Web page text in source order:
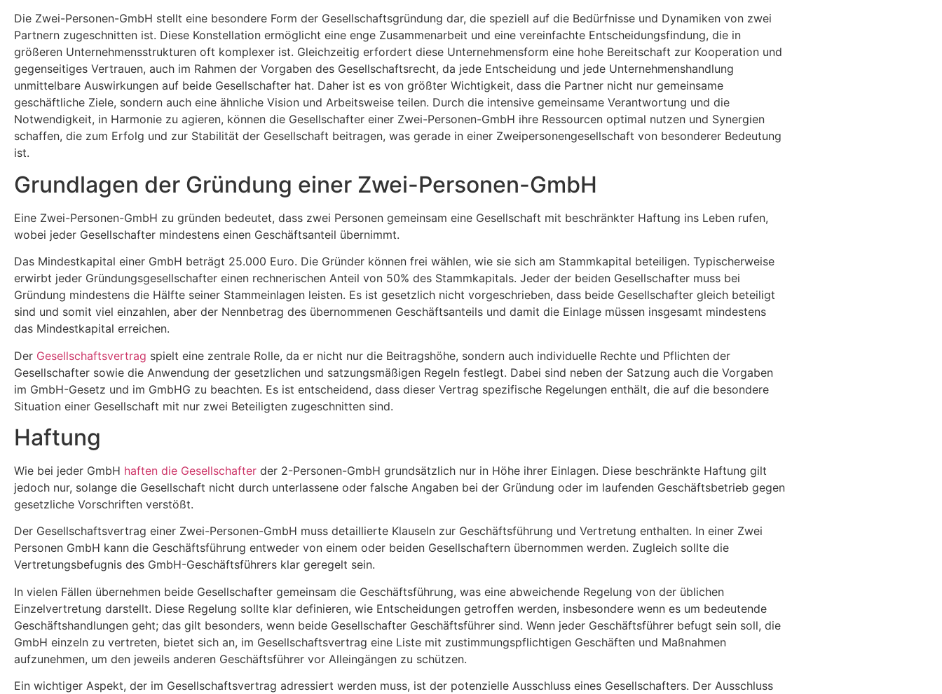
Die Zwei-Personen-GmbH stellt eine besondere Form der Gesellschaftsgründung dar, die speziell auf die Bedürfnisse und Dynamiken von zwei
Partnern zugeschnitten ist. Diese Konstellation ermöglicht eine enge Zusammenarbeit und eine vereinfachte Entscheidungsfindung, die in
größeren Unternehmensstrukturen oft komplexer ist. Gleichzeitig erfordert diese Unternehmensform eine hohe Bereitschaft zur Kooperation und
gegenseitiges Vertrauen, auch im Rahmen der Vorgaben des Gesellschaftsrecht, da jede Entscheidung und jede Unternehmenshandlung
unmittelbare Auswirkungen auf beide Gesellschafter hat. Daher ist es von größter Wichtigkeit, dass die Partner nicht nur gemeinsame
geschäftliche Ziele, sondern auch eine ähnliche Vision und Arbeitsweise teilen. Durch die intensive gemeinsame Verantwortung und die
Notwendigkeit, in Harmonie zu agieren, können die Gesellschafter einer Zwei-Personen-GmbH ihre Ressourcen optimal nutzen und Synergien
schaffen, die zum Erfolg und zur Stabilität der Gesellschaft beitragen, was gerade in einer Zweipersonengesellschaft von besonderer Bedeutung
ist.
Grundlagen der Gründung einer Zwei-Personen-GmbH
Eine Zwei-Personen-GmbH zu gründen bedeutet, dass zwei Personen gemeinsam eine Gesellschaft mit beschränkter Haftung ins Leben rufen,
wobei jeder Gesellschafter mindestens einen Geschäftsanteil übernimmt.
Das Mindestkapital einer GmbH beträgt 25.000 Euro. Die Gründer können frei wählen, wie sie sich am Stammkapital beteiligen. Typischerweise
erwirbt jeder Gründungsgesellschafter einen rechnerischen Anteil von 50% des Stammkapitals. Jeder der beiden Gesellschafter muss bei
Gründung mindestens die Hälfte seiner Stammeinlagen leisten. Es ist gesetzlich nicht vorgeschrieben, dass beide Gesellschafter gleich beteiligt
sind und somit viel einzahlen, aber der Nennbetrag des übernommenen Geschäftsanteils und damit die Einlage müssen insgesamt mindestens
das Mindestkapital erreichen.
Der Gesellschaftsvertrag spielt eine zentrale Rolle, da er nicht nur die Beitragshöhe, sondern auch individuelle Rechte und Pflichten der
Gesellschafter sowie die Anwendung der gesetzlichen und satzungsmäßigen Regeln festlegt. Dabei sind neben der Satzung auch die Vorgaben
im GmbH-Gesetz und im GmbHG zu beachten. Es ist entscheidend, dass dieser Vertrag spezifische Regelungen enthält, die auf die besondere
Situation einer Gesellschaft mit nur zwei Beteiligten zugeschnitten sind.
Haftung
Wie bei jeder GmbH haften die Gesellschafter der 2-Personen-GmbH grundsätzlich nur in Höhe ihrer Einlagen. Diese beschränkte Haftung gilt
jedoch nur, solange die Gesellschaft nicht durch unterlassene oder falsche Angaben bei der Gründung oder im laufenden Geschäftsbetrieb gegen
gesetzliche Vorschriften verstößt.
Der Gesellschaftsvertrag einer Zwei-Personen-GmbH muss detaillierte Klauseln zur Geschäftsführung und Vertretung enthalten. In einer Zwei
Personen GmbH kann die Geschäftsführung entweder von einem oder beiden Gesellschaftern übernommen werden. Zugleich sollte die
Vertretungsbefugnis des GmbH-Geschäftsführers klar geregelt sein.
In vielen Fällen übernehmen beide Gesellschafter gemeinsam die Geschäftsführung, was eine abweichende Regelung von der üblichen
Einzelvertretung darstellt. Diese Regelung sollte klar definieren, wie Entscheidungen getroffen werden, insbesondere wenn es um bedeutende
Geschäftshandlungen geht; das gilt besonders, wenn beide Gesellschafter Geschäftsführer sind. Wenn jeder Geschäftsführer befugt sein soll, die
GmbH einzeln zu vertreten, bietet sich an, im Gesellschaftsvertrag eine Liste mit zustimmungspflichtigen Geschäften und Maßnahmen
aufzunehmen, um den jeweils anderen Geschäftsführer vor Alleingängen zu schützen.
Ein wichtiger Aspekt, der im Gesellschaftsvertrag adressiert werden muss, ist der potenzielle Ausschluss eines Gesellschafters. Der Ausschluss